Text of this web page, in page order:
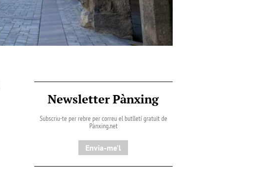
Newsletter Pànxing
Subscriu-te per rebre per correu el butlletí gratuït de
Pànxing.net​
Envia-me'l